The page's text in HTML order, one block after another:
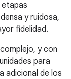
y ruidosa,
fidelidad.
y con
para
adicional de los